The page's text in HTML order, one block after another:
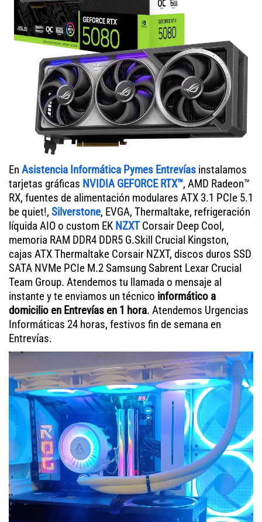
En Asistencia Informática Pymes Entrevías instalamos
tarjetas gráficas NVIDIA GEFORCE RTX™, AMD Radeon™
RX, fuentes de alimentación modulares ATX 3.1 PCIe 5.1
be quiet!, Silverstone, EVGA, Thermaltake, refrigeración
líquida AIO o custom EK NZXTCorsair Deep Cool,
memoria RAM DDR4 DDR5 G.Skill Crucial Kingston,
cajas ATX Thermaltake Corsair NZXT, discos duros SSD
SATA NVMe PCIe M.2 Samsung Sabrent Lexar Crucial
Team Group. Atendemos tu llamada o mensaje al
instante y te enviamos un técnico informático a
domicilio en Entrevías en 1 hora. Atendemos Urgencias
Informáticas 24 horas, festivos fin de semana en
Entrevías.